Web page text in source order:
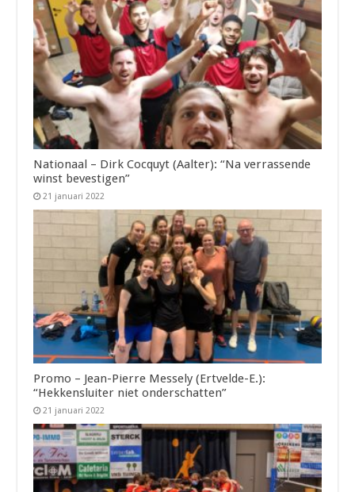
Nationaal – Dirk Cocquyt (Aalter): “Na verrassende
winst bevestigen”
21 januari 2022
Promo – Jean-Pierre Messely (Ertvelde-E.):
“Hekkensluiter niet onderschatten”
21 januari 2022